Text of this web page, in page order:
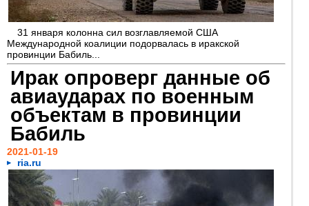
31 января колонна сил возглавляемой США
Международной коалиции подорвалась в иракской
провинции Бабиль...
Ирак опроверг данные об
авиаударах по военным
объектам в провинции
Бабиль
2021-01-19
ria.ru